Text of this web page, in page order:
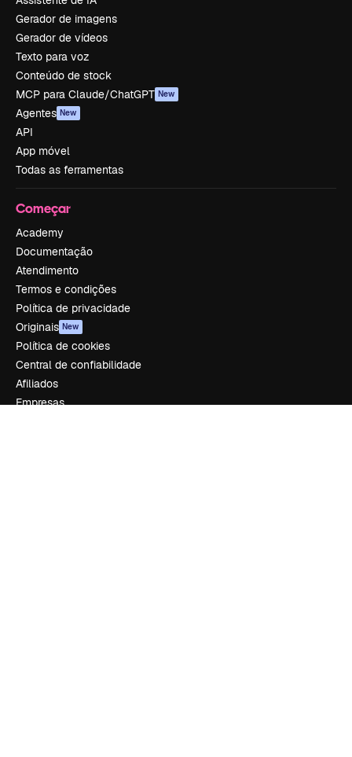
Gerador de imagens
Gerador de vídeos
Texto para voz
Conteúdo de stock
MCP para Claude/ChatGPT New
Agentes New
API
App móvel
Todas as ferramentas
Começar
Academy
Documentação
Atendimento
Termos e condições
Política de privacidade
Originais New
Política de cookies
Central de confiabilidade
Afiliados
Empresas